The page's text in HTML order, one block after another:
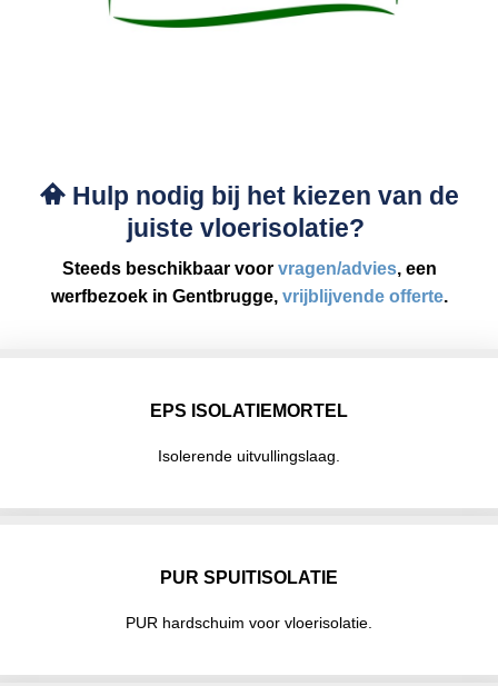
Hulp nodig bij het kiezen van de
juiste vloerisolatie?
Steeds beschikbaar voor vragen/advies, een
werfbezoek in Gentbrugge, vrijblijvende offerte.
EPS ISOLATIEMORTEL
Isolerende uitvullingslaag.
PUR SPUITISOLATIE
PUR hardschuim voor vloerisolatie.